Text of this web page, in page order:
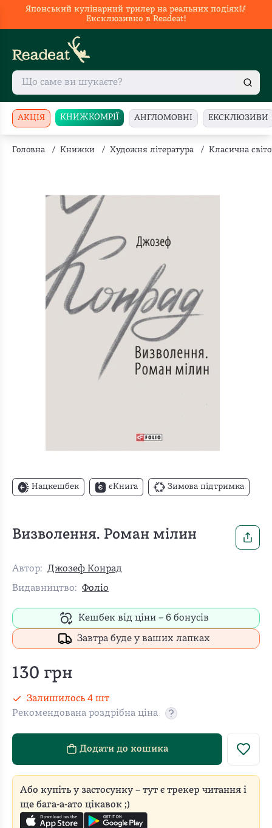
Японський кулінарний трилер на реальних подіях🥢
Ексклюзивно в Readeat!
АКЦІЯ КНИЖКОМРІЇ АНГЛОМОВНІ ЕКСКЛЮЗИВИ
Головна / Книжки / Художня література / Класична
Нацкешбек єКнига Зимова підтримка
Визволення. Роман мілин
Автор: Джозеф Конрад
Видавництво: Фоліо
Кешбек від ціни – 6бонусів
Завтра буде у ваших лапках
130 грн
Залишилось 4 шт
Рекомендована роздрібна ціна
Додати до кошика
Або купіть у застосунку – тут є трекер читання і
ще бага-а-ато цікавок ;)